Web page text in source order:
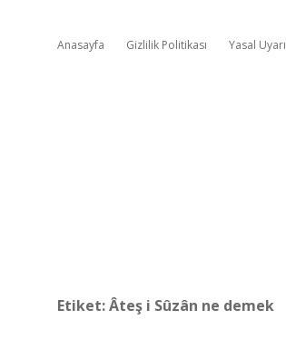
Anasayfa Gizlilik Politikası Yasal Uyarı
Etiket:Âteş i Sûzân ne demek